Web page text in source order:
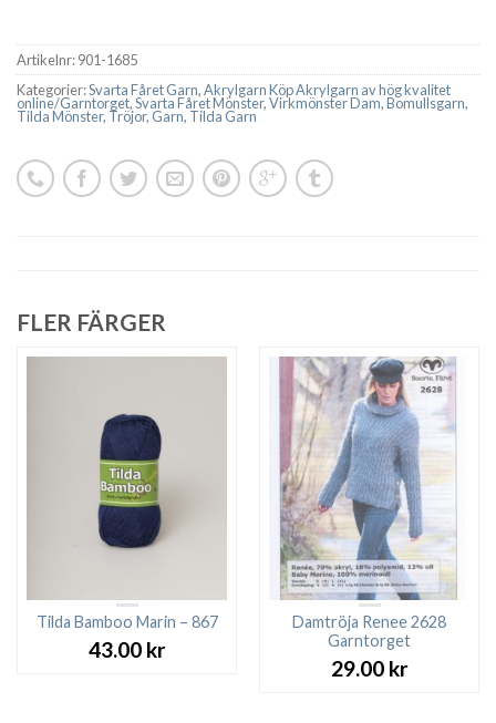
Artikelnr:901-1685
Kategorier:Svarta Fåret Garn,Akrylgarn Köp Akrylgarn av hög kvalitet
online/Garntorget,Svarta Fåret Mönster,Virkmönster Dam,Bomullsgarn,
Tilda Mönster, Tröjor, Garn, Tilda Garn
FLER FÄRGER
Tilda Bamboo Marin – 867
43.00 kr
Damtröja Renee 2628
Garntorget
29.00 kr